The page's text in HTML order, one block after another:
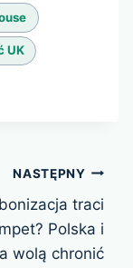
UK
NASTĘPNY
traci
Polska i
wolą chronić